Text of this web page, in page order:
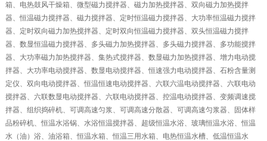
箱、电热鼓风干燥箱、微型磁力搅拌器、磁力加热搅拌器、双向磁力加热搅拌
器、恒温磁力搅拌器、磁力搅拌器、定时恒温磁力搅拌器、大功率恒温磁力搅拌
器、定时双向磁力加热搅拌器、定时双向恒温磁力搅拌器、双头恒温磁力搅拌
器、数显恒温磁力搅拌器、多头磁力加热搅拌器、多头磁力搅拌器、多功能搅拌
器、大功率磁力加热搅拌器、集热式搅拌器、数显磁力加热搅拌器、增力电动搅
拌器、大功率电动搅拌器、数显电动搅拌器、恒速强力电动搅拌器、石粉含量测
定仪、双向电动搅拌器、恒温恒速电动搅拌器、六联六温电动搅拌器、六联电动
搅拌器、六联数显电动搅拌器、六联电动搅拌器、控温电动搅拌器、变频调速搅
拌器、组织捣碎机、可调高速匀浆、可调高速分散器、可调高速匀浆器、固体样
品粉碎机、恒温水浴锅、水浴恒温搅拌器、超级恒温水浴、玻璃恒温水浴、恒温
水（油）浴、油浴箱、恒温水箱、恒温三用水箱、电热恒温水槽、低温恒温水